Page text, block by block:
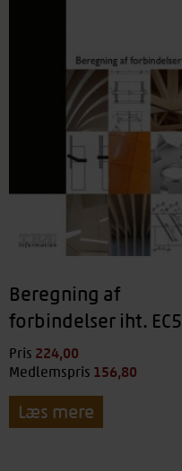
Beregning af
forbindelser iht. EC5
Pris 224,00
Medlemspris 156,80
Læs mere